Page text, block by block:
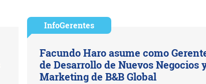
InfoGerentes
Facundo Haro asume como
de Desarrollo de Nuevos Negocios
Marketing de B&B Global